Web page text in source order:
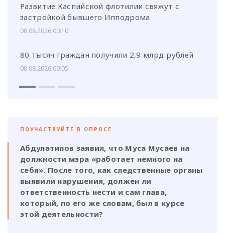
Развитие Каспийской флотилии свяжут с
застройкой бывшего Ипподрома
08.08.2026 00:10
80 тысяч граждан получили 2,9 млрд рублей
08.08.2026 00:05
ПОУЧАСТВУЙТЕ В ОПРОСЕ
Абдулатипов заявил, что Муса Мусаев на
должности мэра «работает немного на
себя». После того, как следственные органы
выявили нарушения, должен ли
ответственность нести и сам глава,
который, по его же словам, был в курсе
этой деятельности?